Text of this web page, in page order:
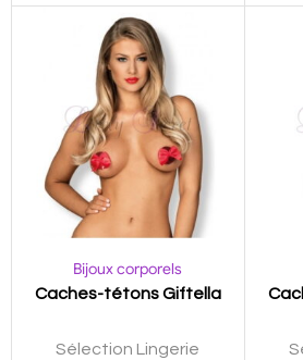
Bijoux corporels
Caches-tétons Giftella
Sélection Lingerie